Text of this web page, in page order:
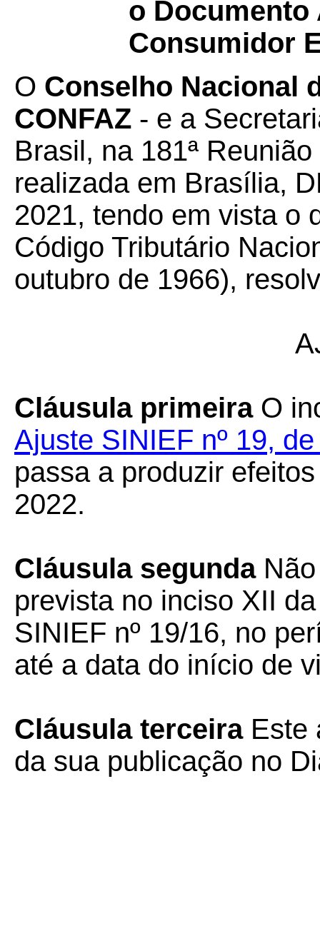
o Documento
Consumidor
O Conselho Nacional
CONFAZ - e a
Brasil, na 181ª
realizada em Brasília,
2021, tendo em vista o
Código Tributário
outubro de 1966),
Cláusula primeiraO
Ajuste SINIEF nº 19,
passa a produzir
2022.
Cláusula segundaNão
prevista no inciso XII
SINIEF nº 19/16, no
até a data do início de
Cláusula terceiraEste
da sua publicação no